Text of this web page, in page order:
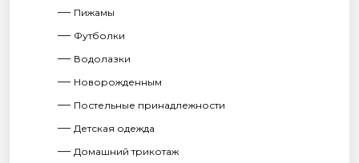
Пижамы
Футболки
Водолазки
Новорожденным
Постельные принадлежности
Детская одежда
Домашний трикотаж